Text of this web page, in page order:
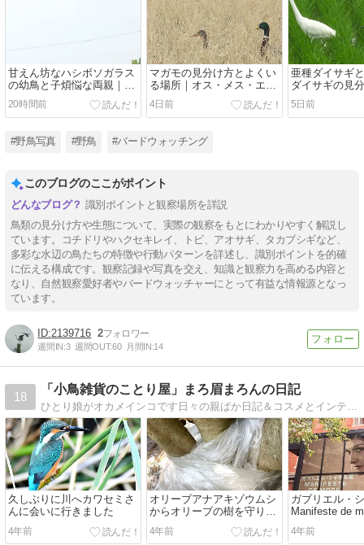
甘えん坊なハシボソガラス
の幼鳥と子煩悩な両親｜巣
立ちから1か月後も続く子
育て
20時間前
マガモの見分け方とよくい
る場所｜オス・メス・エク
リプスの識別【観察写真付
き】
4日前
亜種ダイサギ
ダイサギの見
ら夏に観察し
婚姻色の変化
ト
5日前
#野鳥写真 #野鳥 #バードウォッチング
このブログのここがポイント
識別ポイントと観察場所を詳説
鳥類の見分け方や生態について、実際の観察をもとにわかりやすく解説し
ています。コチドリやハクセキレイ、トビ、アオサギ、タカブシギなど、
多彩な水辺の鳥たちの特徴や行動パターンを詳述し、識別ポイントを的確
に伝える構成です。観察記録や写真を交え、知識と観察力を高める内容と
なり、自然観察愛好者やバードウォッチャーにとって有益な情報源となっ
ています。
2139716 2
週間IN:3 週間OUT:60 月間IN:14
18
「小鳥雑貨のことり屋」まろ眉まろんの日記
ひとり娘がオカメインコです日々の親ばか日記＆コスメとインテリアをご紹介
久しぶりに川へカワセミさ
んに会いに行きました
4年前
オリーブアナアキゾウムシ
からオリーブの樹を守りた
い-野鳥へできるだけ影響を
与えない方法を考えてスミ
4年前
ガブリエル・
Manifeste de
号館美術館)/
4年前